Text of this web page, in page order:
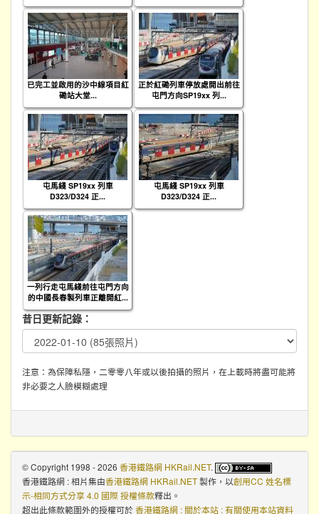
已完工並啟用的沙中線項目紅
磡站大堂...
正於紅磡列車停放處開出前往
屯門方向SP19xx 列...
屯馬綫 SP19xx 列車
D323/D324 正...
屯馬綫 SP19xx 列車
D323/D324 正...
一列行走屯馬綫前往屯門方向
的中國長春製列車正離開紅...
昔日更新記錄：
注意：為保障私隱，二零零八年或以後拍攝的照片，在上載時將盡可能將
非必要之人臉模糊處理
© Copyright 1998 - 2026 香港鐵路網 HKRail.NET.
香港鐵路網 : 相片集由香港鐵路網 HKRail.NET製作，以創用CC 姓名標
示-相同方式分享 4.0 國際 授權條款釋出。
超出此條款範圍外的授權可於香港鐵路網 : 關於本站 : 有關使用本站資料